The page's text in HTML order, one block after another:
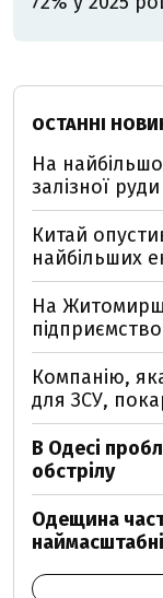
ОСТАННІ
На
залізної
Китай
найбільших
На
Компанію,
для ЗСУ,
В Одесі
обстрілу
Одещина